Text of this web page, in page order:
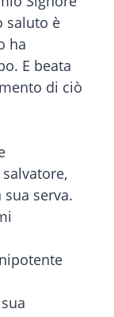
saluto è
ha
E beata
di ciò
serva.